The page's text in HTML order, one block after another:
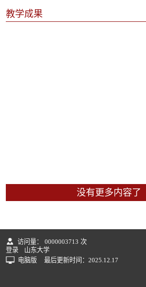
教学成果
没有更多内容了
访问量： 0000003713 次
登录
山东大学
电脑版
最后更新时间： 2025 12 17